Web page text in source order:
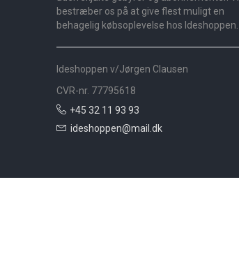
bestræber os på at give flest muligt en
behagelig købsoplevelse hos Ideshoppen.
Ideshoppen v/Jørgen Clausen
CVR-nr. 77795618
+45 32 11 93 93
ideshoppen@mail.dk